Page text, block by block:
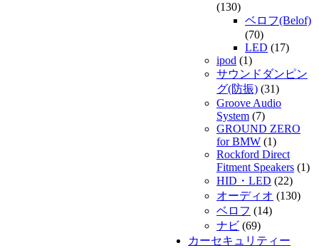
(130)
ベロフ(Belof)
(70)
LED (17)
ipod (1)
サウンドダンピン
グ(防振) (31)
Groove Audio
System (7)
GROUND ZERO
for BMW (1)
Rockford Direct
Fitment Speakers (1)
HID・LED (22)
オーディオ (130)
ベロフ (14)
ナビ (69)
カーセキュリティー